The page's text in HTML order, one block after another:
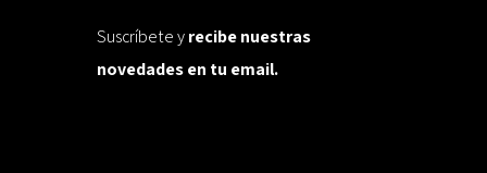
Suscríbete yrecibe nuestras
novedades en tu email.